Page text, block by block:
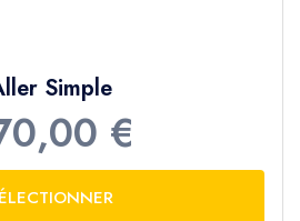
Simple
€